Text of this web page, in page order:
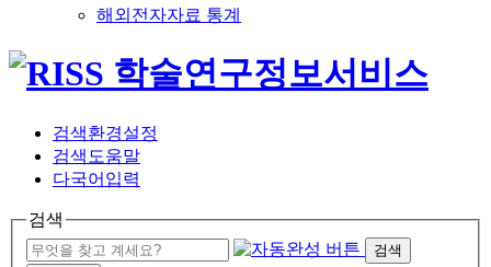
해외전자자료 통계
검색환경설정
검색도움말
다국어입력
검색
검색